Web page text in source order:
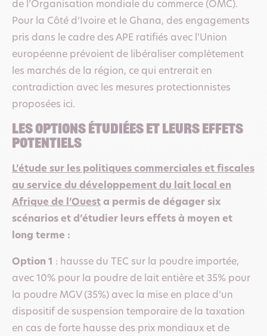
de l’Organisation mondiale du commerce (OMC).
Pour la Côté d’Ivoire et le Ghana, des engagements
pris dans le cadre des APE ratifiés avec l’Union
européenne prévoient de libéraliser complètement
les marchés de la région, ce qui entrerait en
contradiction avec les mesures protectionnistes
proposées ici.
les options étudiées et leurs effets
potentiels
L’étude sur les politiques commerciales et fiscales
au service du développement du lait local en
Afrique de l’Ouest a permis de dégager six
scénarios et d’étudier leurs effets à moyen et
long terme :
Option 1
: hausse du TEC sur la poudre importée,
avec 10% pour la poudre de lait entière et 35% pour
la poudre MGV (35%) avec la mise en place d’un
dispositif de suspension temporaire de la taxation
en cas de forte hausse des prix mondiaux et de